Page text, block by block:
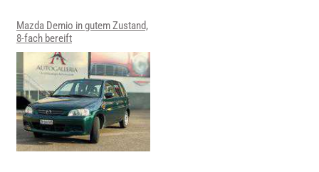
Mazda Demio in gutem Zustand,
8-fach bereift